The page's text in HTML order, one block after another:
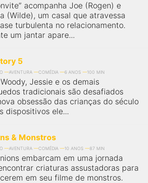
acompanha Joe (Rogen) e
(Wilde), um casal que atravessa
turbulenta no relacionamento.
um jantar apare...
5
AVENTURA COMÉDIA 6 ANOS 100 MIN
Jessie e os demais
tradicionais são desafiados
obsessão das crianças do século
dispositivos ele...
& Monstros
AVENTURA COMÉDIA 10 ANOS 87 MIN
embarcam em uma jornada
criaturas assustadoras para
em seu filme de monstros.